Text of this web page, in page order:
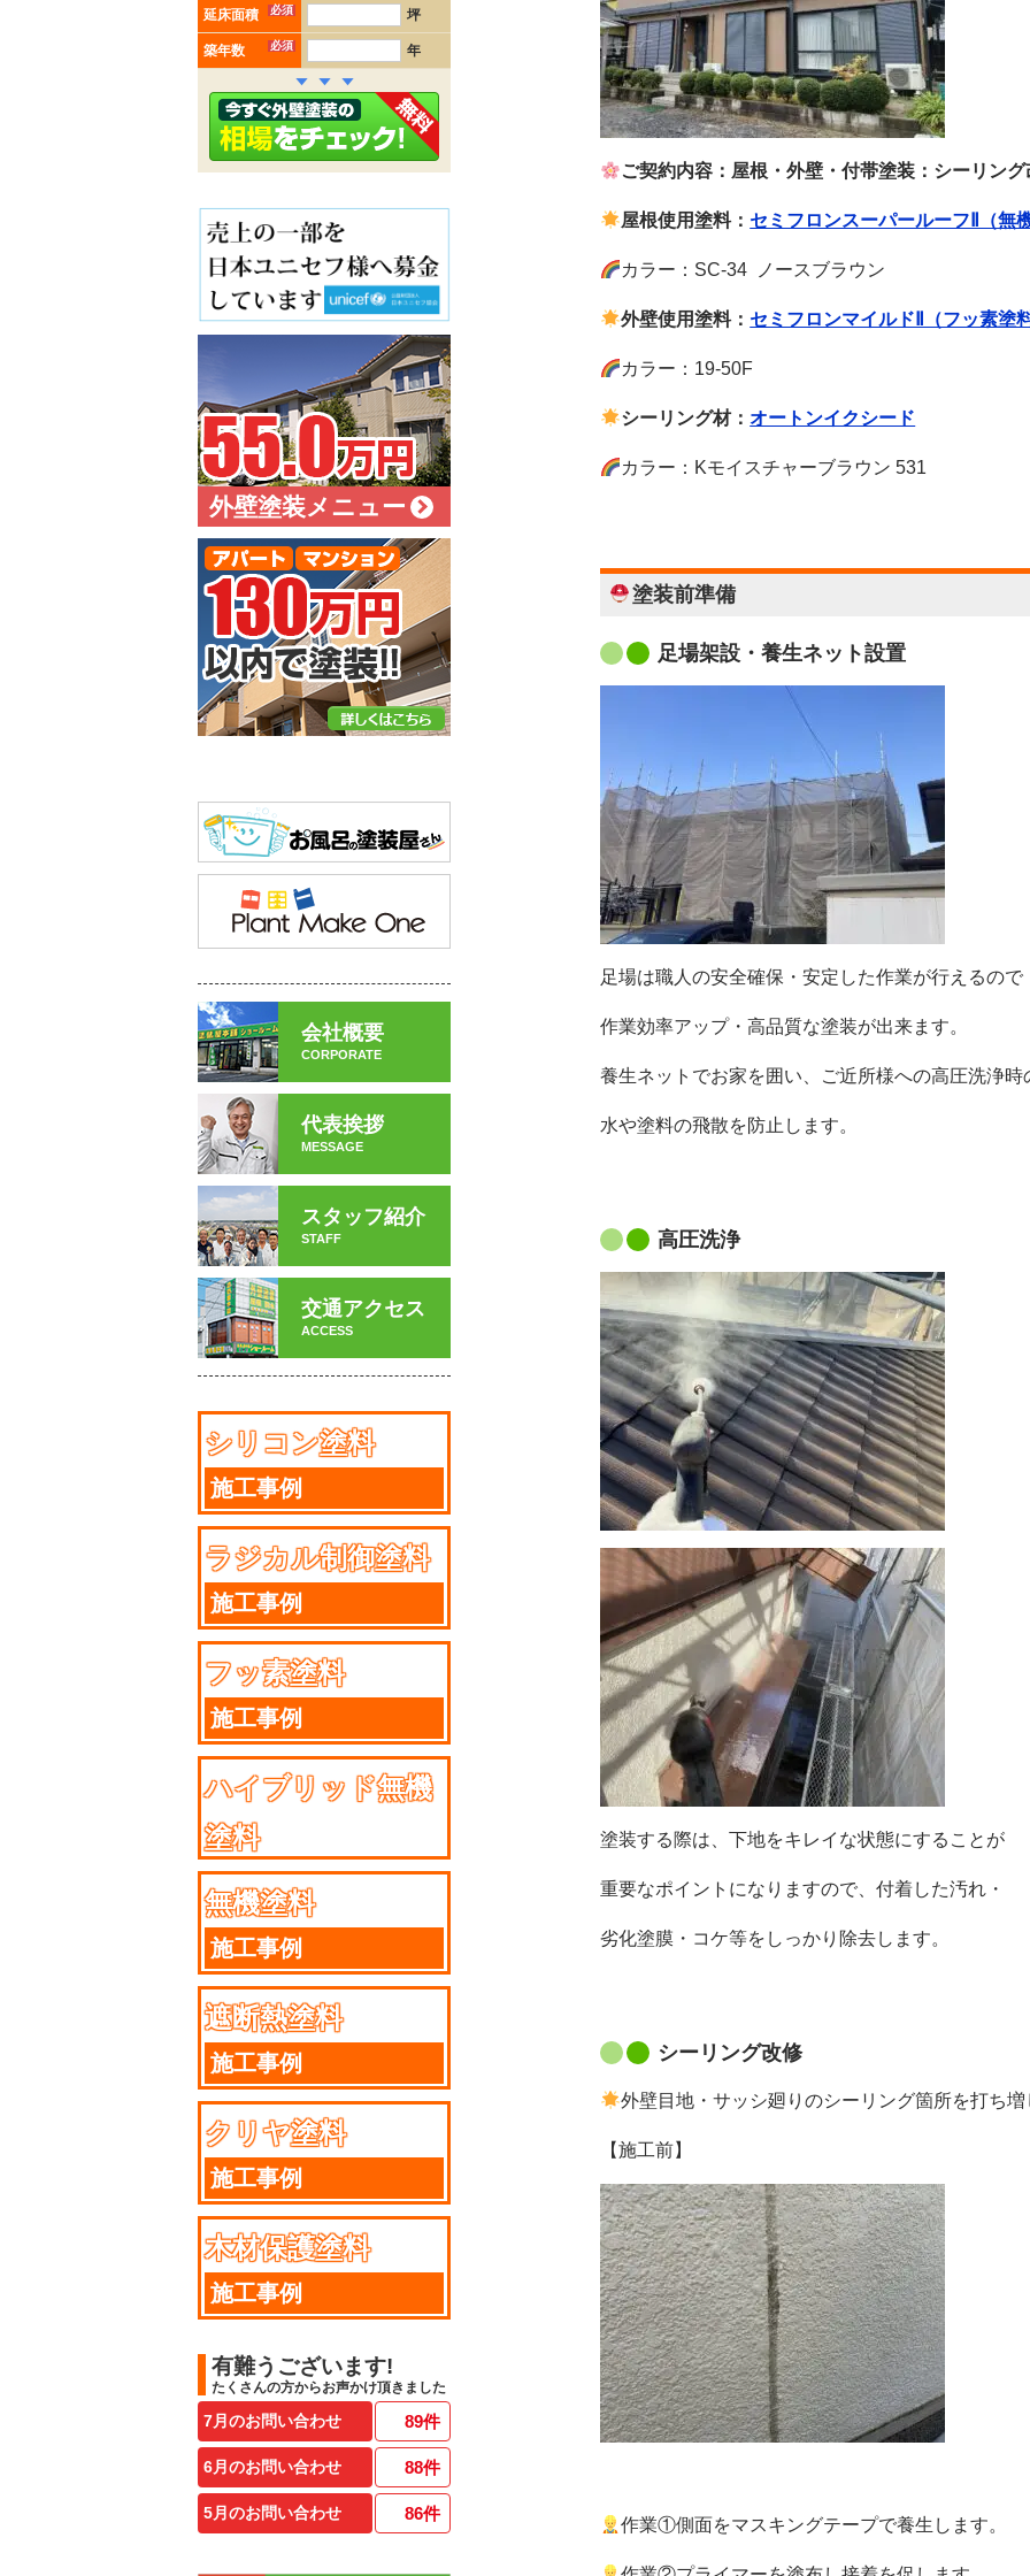
ご契約内容：屋根・外壁・付帯塗装：シーリング
屋根使用塗料： セミフロンスーパールーフⅡ（無
カラー：SC-34 ノースブラウン
外壁使用塗料： セミフロンマイルドⅡ（フッ素塗
カラー：19-50F
シーリング材：オートンイクシード
カラー：Kモイスチャーブラウン 531
塗装前準備
足場架設・養生ネット設置
足場は職人の安全確保・安定した作業が行えるので
作業効率アップ・高品質な塗装が出来ます。
養生ネットでお家を囲い、ご近所様への高圧洗浄時
水や塗料の飛散を防止します。
高圧洗浄
塗装する際は、下地をキレイな状態にすることが
重要なポイントになりますので、付着した汚れ・
劣化塗膜・コケ等をしっかり除去します。
シーリング改修
外壁目地・サッシ廻りのシーリング箇所を打ち
【施工前】
作業①側面をマスキングテープで養生します。
延床面積 必須 坪
築年数 必須 年
外壁塗装メニュー
会社概要
CORPORATE
代表挨拶
MESSAGE
スタッフ紹介
STAFF
交通アクセス
ACCESS
シリコン塗料
施工事例
ラジカル制御塗料
施工事例
フッ素塗料
施工事例
ハイブリッド無機
塗料
施工事例
無機塗料
施工事例
遮断熱塗料
施工事例
クリヤ塗料
施工事例
木材保護塗料
施工事例
有難うございます!
たくさんの方からお声かけ頂きました
7月のお問い合わせ 89件
6月のお問い合わせ 88件
5月のお問い合わせ 86件